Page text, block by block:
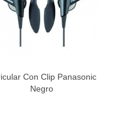
Vista rápida
Con Clip Panasonic
Negro